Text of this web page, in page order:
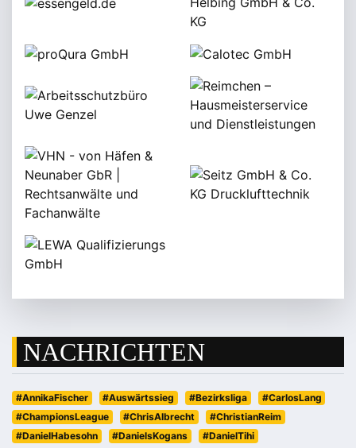
NACHRICHTEN
#AnnikaFischer #Auswärtssieg #Bezirksliga
#CarlosLang
#ChampionsLeague
#ChrisAlbrecht
#ChristianReim
#DanielHabesohn
#DanielsKogans
#DanielTihi